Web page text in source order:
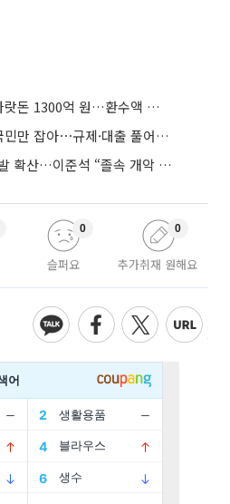
권익위 "부정하게 타낸 나랏돈 1300억 원…환수액 역대 최대"
장동혁 “집값 올려놓고 국민만 잡아⋯규제·대출 풀어야”
野, ‘보완수사권 폐지’ 반발 확산…이준석 “졸속 개악 입법”
슬퍼요
0
추가취재 원해요
0